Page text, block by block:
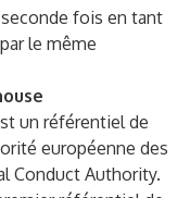
fois en tant
le même
un référentiel de
européenne des
Conduct Authority.